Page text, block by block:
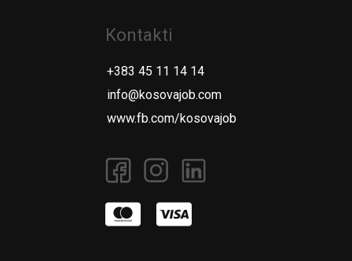
Kontakti
+383 45 11 14 14
info@kosovajob.com
www.fb.com/kosovajob